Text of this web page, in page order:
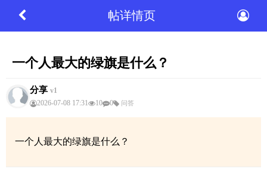
帖详情页
一个人最大的绿旗是什么？
分享 v1
2026-07-08 17:31
10 0 问答
一个人最大的绿旗是什么？